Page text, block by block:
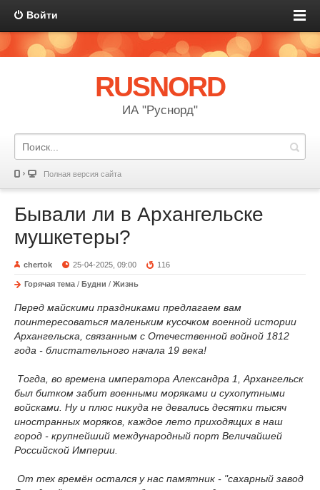
Войти
RUSNORD
ИА "Руснорд"
Полная версия сайта
Бывали ли в Архангельске
мушкетеры?
chertok 25-04-2025, 09:00 116
Горячая тема / Будни / Жизнь
Перед майскими праздниками предлагаем вам
поинтересоваться маленьким кусочком военной истории
Архангельска, связанным с Отечественной войной 1812
года - блистательного начала 19 века!
Тогда, во времена императора Александра 1, Архангельск
был битком забит военными моряками и сухопутными
войсками. Ну и плюс никуда не девались десятки тысяч
иностранных моряков, каждое лето приходящих в наш
город - крупнейший международный порт Величайшей
Российской Империи.
От тех времён остался у нас памятник - "сахарный завод